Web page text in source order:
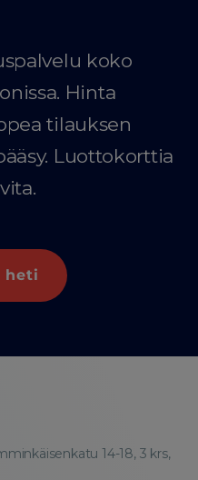
koko
Hinta
tilauksen
Luottokorttia
heti
14-18, 3 krs,